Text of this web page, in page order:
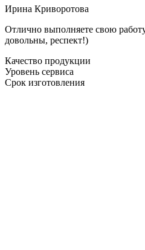
Ирина Криворотова
Отлично выполняете свою
довольны, респект!)
Качество продукции
Уровень сервиса
Срок изготовления